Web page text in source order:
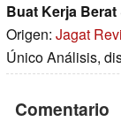
Buat Kerja
Origen: Jagat
Único Análisis,
Comentario